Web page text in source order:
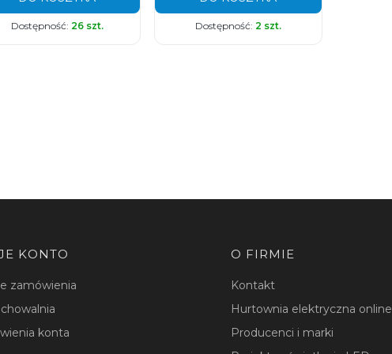
Dostępność: 26 szt. Dostępność: 2 szt.
KONTO
zamówienia
konta
O FIRMIE
Kontakt
Hurtownia elektryczna online
Producenci i marki